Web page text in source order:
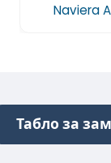
Naviera
Табло за